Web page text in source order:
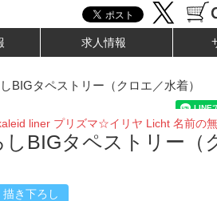
求人情報
タペストリー（クロエ／水着）
liner プリズマ☆イリヤ Licht 名前の無
しBIGタペストリー（
描き下ろし